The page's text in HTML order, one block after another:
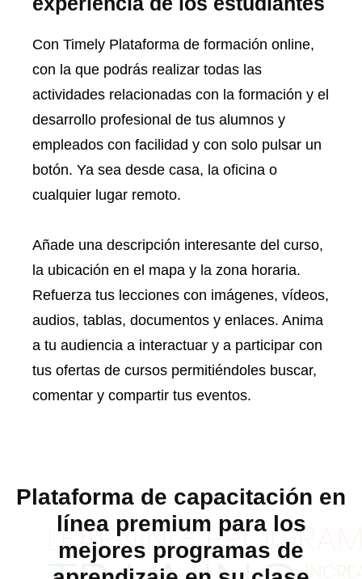
Con Timely Plataforma de formación online,
con la que podrás realizar todas las
actividades relacionadas con la formación y el
desarrollo profesional de tus alumnos y
empleados con facilidad y con solo pulsar un
botón. Ya sea desde casa, la oficina o
cualquier lugar remoto.
Añade una descripción interesante del curso,
la ubicación en el mapa y la zona horaria.
Refuerza tus lecciones con imágenes, vídeos,
audios, tablas, documentos y enlaces. Anima
a tu audiencia a interactuar y a participar con
tus ofertas de cursos permitiéndoles buscar,
comentar y compartir tus eventos.
Plataforma de capacitación en
línea premium para los
mejores programas de